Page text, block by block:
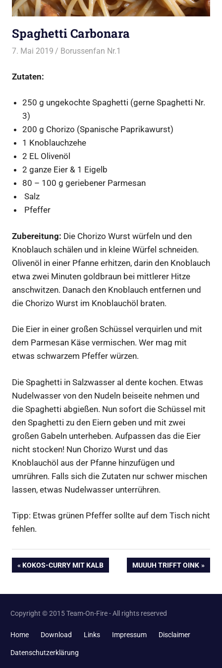
Spaghetti Carbonara
7. Mai 2019 Borussenfan Nr.1
Zutaten:
250 g ungekochte Spaghetti (gerne Spaghetti Nr.
3)
200 g Chorizo (Spanische Paprikawurst)
1 Knoblauchzehe
2 EL Olivenöl
2 ganze Eier & 1 Eigelb
80 – 100 g geriebener Parmesan
Salz
Pfeffer
Zubereitung: Die Chorizo Wurst würfeln und den
Knoblauch schälen und in kleine Würfel schneiden.
Olivenöl in einer Pfanne erhitzen, darin den Knoblauch
etwa zwei Minuten goldbraun bei mittlerer Hitze
anschwitzen. Danach den Knoblauch entfernen und
die Chorizo Wurst im Knoblauchöl braten.
Die Eier in einer großen Schüssel verquirlen und mit
dem Parmesan Käse vermischen. Wer mag mit
etwas schwarzem Pfeffer würzen.
Die Spaghetti in Salzwasser al dente kochen. Etwas
Nudelwasser von den Nudeln beiseite nehmen und
die Spaghetti abgießen. Nun sofort die Schüssel mit
den Spaghetti zu den Eiern geben und mit zwei
großen Gabeln unterheben. Aufpassen das die Eier
nicht stocken! Nun Chorizo Wurst und das
Knoblauchöl aus der Pfanne hinzufügen und
umrühren. Falls sich die Zutaten nur schwer mischen
lassen, etwas Nudelwasser unterrühren.
Tipp: Etwas grünen Pfeffer sollte auf dem Tisch nicht
fehlen.
Beitragsnavigation
VORHERIGER
KOKOS-CURRY MIT KALB
NÄCHSTER
MUUUH TRIFFT OINK
Copyright © 2015 Team-On-Fire - All rights reserved
Home Download Links Impressum Disclaimer
Datenschutzerklärung